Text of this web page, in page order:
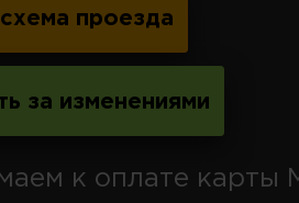
проезда
за изменениями
к оплате карты